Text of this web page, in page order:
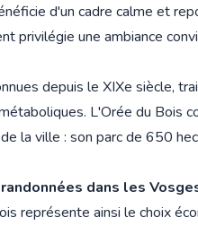
d'un cadre calme et
privilégie une ambiance
depuis le XIXe siècle,
L'Orée du Bois
de la ville : son parc de 650
randonnées dans les
représente ainsi le choix